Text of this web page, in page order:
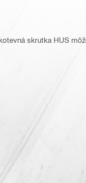
skrutka HUS